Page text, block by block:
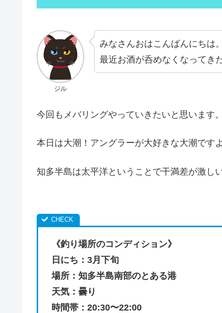
ジル
みなさんおはこんばんにちは
最近お酒が呑めなくなってき
今回もメバリングやっていきたいと思います
本日は大潮！アングラーが大好きな大潮です
知多半島は太平洋ということで干満差が激し
《釣り場所のコンディション》
日にち：3月下旬
場所：知多半島南部のとある港
天気：曇り
時間帯：20:30〜22:00